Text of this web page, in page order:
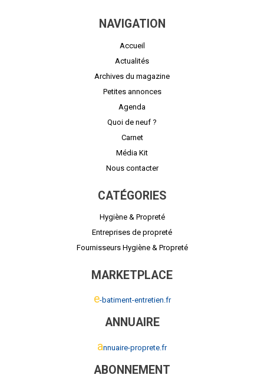
NAVIGATION
Accueil
Actualités
Archives du magazine
Petites annonces
Agenda
Quoi de neuf ?
Carnet
Média Kit
Nous contacter
CATÉGORIES
Hygiène & Propreté
Entreprises de propreté
Fournisseurs Hygiène & Propreté
MARKETPLACE
e-batiment-entretien.fr
ANNUAIRE
annuaire-proprete.fr
ABONNEMENT